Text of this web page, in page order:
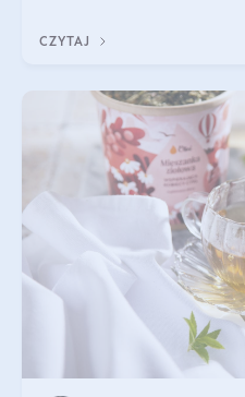
CZYTAJ